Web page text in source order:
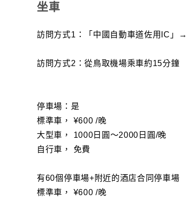
坐車
訪問方式1：「中國自動車道佐用IC」
訪問方式2：從鳥取機場乘車約15分鐘
停車場：是
標準車， ¥600 /晚
大型車， 1000日圓〜2000日圓/晚
自行車， 免費
有60個停車場+附近的酒店合同停車場
標準車， ¥600 /晚